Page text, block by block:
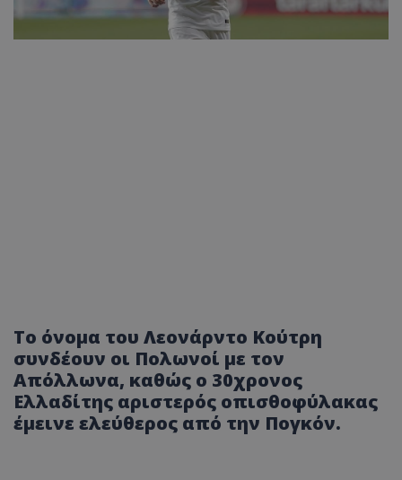
Το όνομα του Λεονάρντο Κούτρη
συνδέουν οι Πολωνοί με τον
Απόλλωνα, καθώς ο 30χρονος
Ελλαδίτης αριστερός οπισθοφύλακας
έμεινε ελεύθερος από την Πογκόν.